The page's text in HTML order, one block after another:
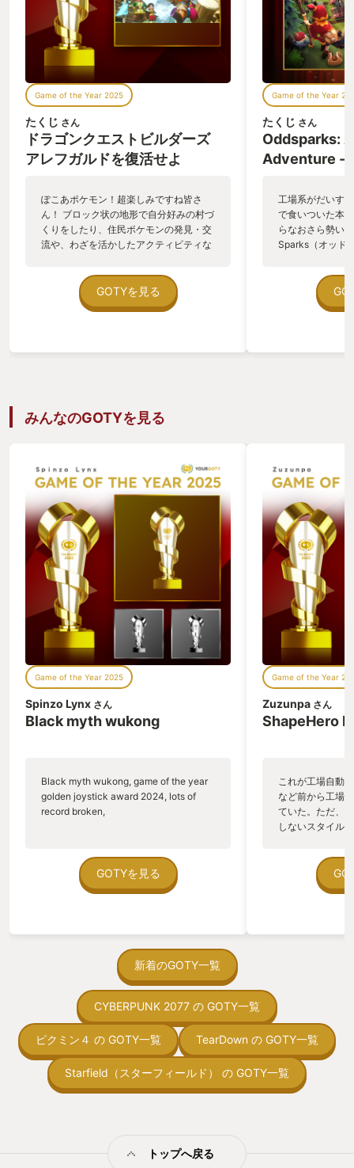
Game of the Year 2025
たくじ さん
ドラゴンクエストビルダーズ
アレフガルドを復活せよ
ぽこあポケモン！超楽しみですね皆さ
ん！ ブロック状の地形で自分好みの村づ
くりをしたり、住民ポケモンの発見・交
流や、わざを活かしたアクティビティな
ズ的な面白そうなゲームなのに、おれの
ポケモン知識がゼロなために十分に楽し
めないのではないか… ぐぬぬ…そうだ、
ったので、ここにきて見事GOTY受賞で
す。
「もし わしの みかたになれば せかいの
はんぶんを おまえに やろう。 どうじゃ
わしの みかたに なるか？ 」 「はい」
「いいえ」 ご存知、上記のあまりに有名
なダイアログ、「はい」を選んでしまう
と 「せかいの はんぶん やみのせかいを
あたえよう！」と、闇の世界を押し付け
られゲームオーバーになってしまうわけ
である。シリーズで唯一の明確なバッド
エンドということだ。 実際に、闇の世界
ってどんな感じの嫌な世界なのだろう
か。 ドラゴンクエストビルダーズは、
「はい」を選んじゃったあとの、闇に閉
ざされ魔物が跋扈するローレシア大陸が
舞台である。 城塞都市メルキドの廃墟っ
され、 温泉街ガイラにはマグマが湧き出
している。 飢えや疫病、魔物の襲撃で生
がある主人公ビルダーが闇の世界の各地
域で少しづつ生き残りの拠点を復興さ
せ、希望を作り出していく、というなか
にあった堀井雄二のテキスト運びのユー
モアが、本作にもよく受け継がれてい
る。 キャラクター音声は無く、「ポポポ
モアなどもしゃべり切る。 本家ドラクエ
ゆずりのテキスト芸で、笑ったり泣いた
り、完成度の高いドラマ表現になってい
る。 拠点・村復興のクラフト要素だが、
屋根を作る必要はなく、壁・ドアを作る
と部屋として成立し、家具を作ることで
寝室になったりキッチンになったり、拠
点機能が整っていく。 作りたければ屋根
を作って立体的に完成させるのももちろ
ん楽しいが、壁のみで建物として機能す
るさまは、まるで初期ドラクエのよう
住民からの要望と、クラフト素材集め、
建築のサイクルがとてもバランスよく、
GOTYを見る
Game of the Year
たくじ さん
Oddsparks:
Adventure -
工場系がだいす
で食いついた本
らなおさら勢い
Sparks（オッド
クな要素を強く
spark（以下、
れる不思議なお
ンの流れに乗せ
木材とピクミン
さらにピクミン
獄。 物量が少な
トボトボと運ば
いラインでは、
放り込んで行列
でライン能力が
なった。工場長
原生生物とのバ
を倒すと基本的
るが、大型の原
の素の塊に加え
の建設に必要な
狩猟の嬉しさが
の大量死など、
ーといえる。原
戦いが得意なや
つ、資材を多く
生産効率を上げ
適所に活躍させ
を日夜整備する
ーリーアクセス
ある村の復興と
の融合という意
くらい変身を残
年明け以降も完
プが非常に楽し
※現状Steamにて
中。PSとXBOX
みんなのGOTYを見る
Game of the Year 2025
Spinzo Lynx さん
Black myth wukong
Black myth wukong, game of the year
golden joystick award 2024, lots of
record broken,
GOTYを見る
Game of the Year
Zuzunpa さん
ShapeHero
これが工場自動
など前から工場
ていた。ただ、
しないスタイル
ていた。 ただ
在を知ってから
う。気になる。
向けか？という
の印象。 しかし
止する設定を有
の仕組みの理解
満足できるまで
る！これにより
新着のGOTY一覧
CYBERPUNK 2077 の GOTY一覧
ピクミン４ の GOTY一覧 TearDown の GOTY一覧
Starfield（スターフィールド） の GOTY一覧
トップへ戻る